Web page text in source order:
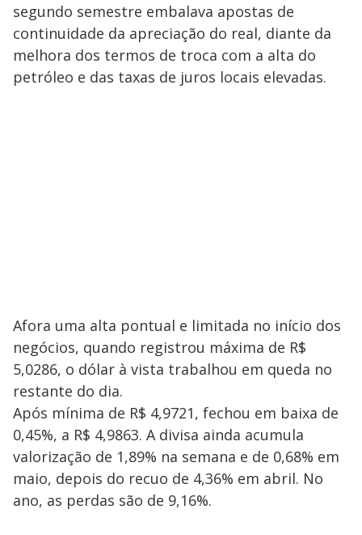
segundo semestre embalava apostas de
continuidade da apreciação do real, diante da
melhora dos termos de troca com a alta do
petróleo e das taxas de juros locais elevadas.
Afora uma alta pontual e limitada no início dos
negócios, quando registrou máxima de R$
5,0286, o dólar à vista trabalhou em queda no
restante do dia.
Após mínima de R$ 4,9721, fechou em baixa de
0,45%, a R$ 4,9863. A divisa ainda acumula
valorização de 1,89% na semana e de 0,68% em
maio, depois do recuo de 4,36% em abril. No
ano, as perdas são de 9,16%.